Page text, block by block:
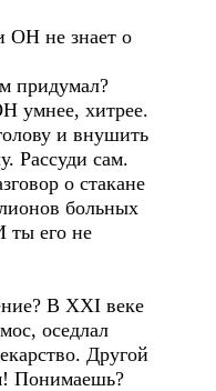
ОН не знает о
придумал?
умнее, хитрее.
и внушить
Рассуди сам.
о стакане
больных
ты его не
В XXI веке
оседлал
Другой
Понимаешь?